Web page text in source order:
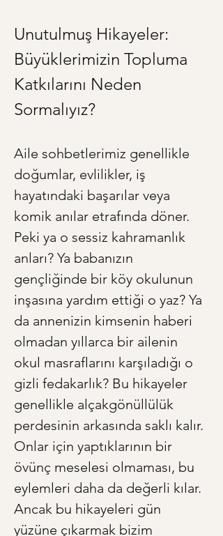
Unutulmuş Hikayeler:
Büyüklerimizin Topluma
Katkılarını Neden
Sormalıyız?
Aile sohbetlerimiz genellikle
doğumlar, evlilikler, iş
hayatındaki başarılar veya
komik anılar etrafında döner.
Peki ya o sessiz kahramanlık
anları? Ya babanızın
gençliğinde bir köy okulunun
inşasına yardım ettiği o yaz? Ya
da annenizin kimsenin haberi
olmadan yıllarca bir ailenin
okul masraflarını karşıladığı o
gizli fedakarlık? Bu hikayeler
genellikle alçakgönüllülük
perdesinin arkasında saklı kalır.
Onlar için yaptıklarının bir
övünç meselesi olmaması, bu
eylemleri daha da değerli kılar.
Ancak bu hikayeleri gün
yüzüne çıkarmak bizim